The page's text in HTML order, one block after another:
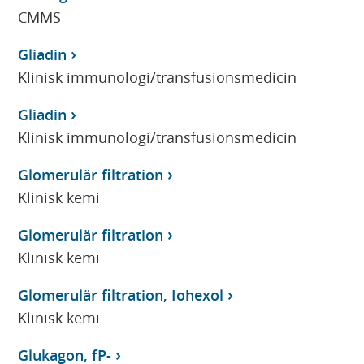
CMMS
Gliadin
Klinisk immunologi/transfusionsmedicin
Gliadin
Klinisk immunologi/transfusionsmedicin
Glomerulär filtration
Klinisk kemi
Glomerulär filtration
Klinisk kemi
Glomerulär filtration, Iohexol
Klinisk kemi
Glukagon, fP-